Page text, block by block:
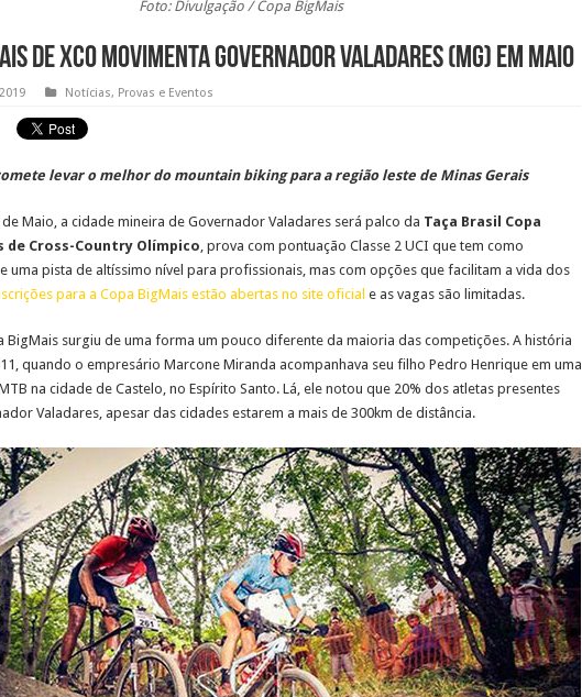
Foto: Divulgação / Copa BigMais
de XCO movimenta Governador Valadares (MG) em maio
Notícias, Provas e Eventos
levar o melhor do mountain biking para a região leste de Minas Gerais
Maio, a cidade mineira de Governador Valadares será palco da Taça Brasil Copa
de Cross-Country Olímpico , prova com pontuação Classe 2 UCI que tem como
uma pista de altíssimo nível para profissionais, mas com opções que facilitam a vida dos
para a Copa BigMais estão abertas no site oficial e as vagas são limitadas.
BigMais surgiu de uma forma um pouco diferente da maioria das competições. A história
quando o empresário Marcone Miranda acompanhava seu filho Pedro Henrique em uma
na cidade de Castelo, no Espírito Santo. Lá, ele notou que 20% dos atletas presentes
Valadares, apesar das cidades estarem a mais de 300km de distância.